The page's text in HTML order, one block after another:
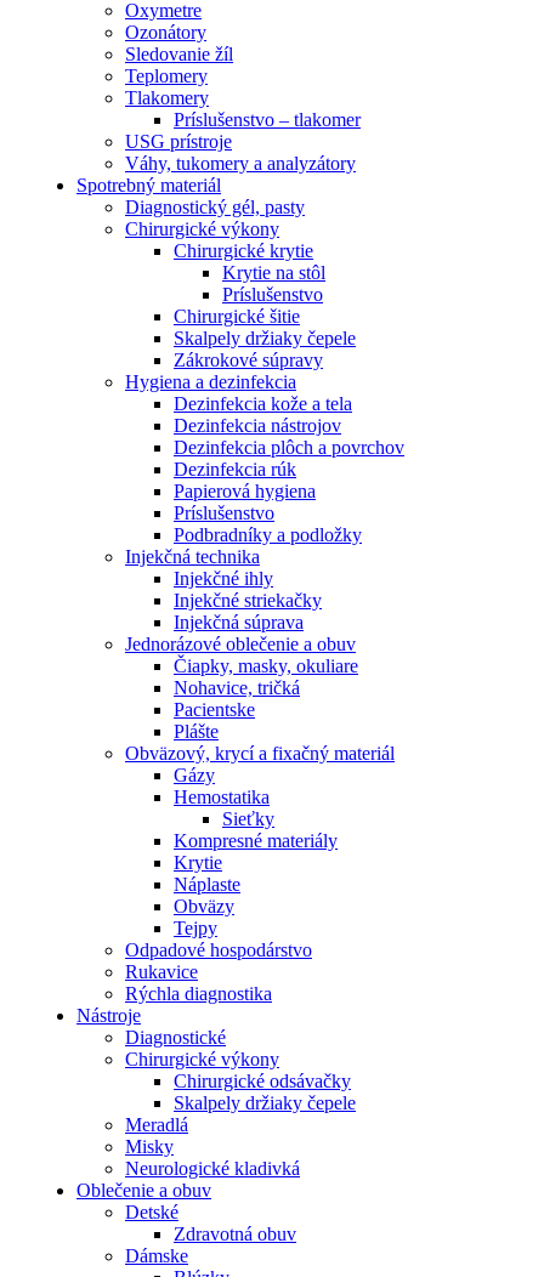
Oxymetre
Ozonátory
Sledovanie žíl
Teplomery
Tlakomery
Príslušenstvo – tlakomer
USG prístroje
Váhy, tukomery a analyzátory
Spotrebný materiál
Diagnostický gél, pasty
Chirurgické výkony
Chirurgické krytie
Krytie na stôl
Príslušenstvo
Chirurgické šitie
Skalpely držiaky čepele
Zákrokové súpravy
Hygiena a dezinfekcia
Dezinfekcia kože a tela
Dezinfekcia nástrojov
Dezinfekcia plôch a povrchov
Dezinfekcia rúk
Papierová hygiena
Príslušenstvo
Podbradníky a podložky
Injekčná technika
Injekčné ihly
Injekčné striekačky
Injekčná súprava
Jednorázové oblečenie a obuv
Čiapky, masky, okuliare
Nohavice, tričká
Pacientske
Plášte
Obväzový, krycí a fixačný materiál
Gázy
Hemostatika
Sieťky
Kompresné materiály
Krytie
Náplaste
Obväzy
Tejpy
Odpadové hospodárstvo
Rukavice
Rýchla diagnostika
Nástroje
Diagnostické
Chirurgické výkony
Chirurgické odsávačky
Skalpely držiaky čepele
Meradlá
Misky
Neurologické kladivká
Oblečenie a obuv
Detské
Zdravotná obuv
Dámske